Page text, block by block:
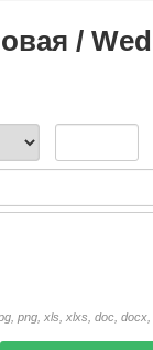
/
png, xls, xlxs, doc, docx,